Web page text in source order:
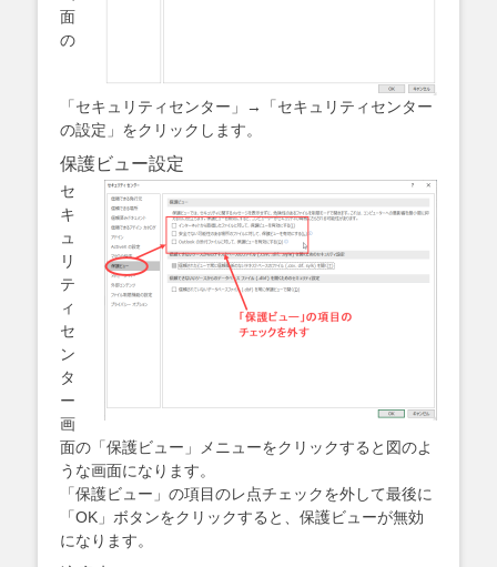
面
の
「セキュリティセンター」→「セキュリティセンター
の設定」をクリックします。
保護ビュー設定
セ
キ
ュ
リ
テ
ィ
セ
ン
タ
ー
画
面の「保護ビュー」メニューをクリックすると図のよ
うな画面になります。
「保護ビュー」の項目のレ点チェックを外して最後に
「OK」ボタンをクリックすると、保護ビューが無効
になります。